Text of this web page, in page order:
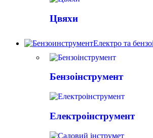
Цвяхи
Електро та
Бензоінструмент
Електроінструмент